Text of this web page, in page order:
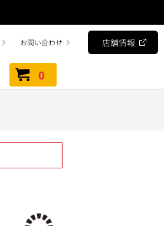
お問い合わせ 店舗情報
0